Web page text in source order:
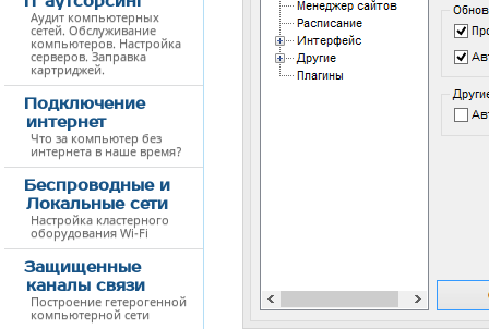
Аудит компьютерных
сетей. Обслуживание
компьютеров. Настройка
серверов. Заправка
картриджей.
Подключение
интернет
Что за компьютер без
интернета в наше время?
Беспроводные и
Локальные сети
Настройка кластерного
оборудования Wi-Fi
Защищенные
каналы связи
Построение гетерогенной
компьютерной сети